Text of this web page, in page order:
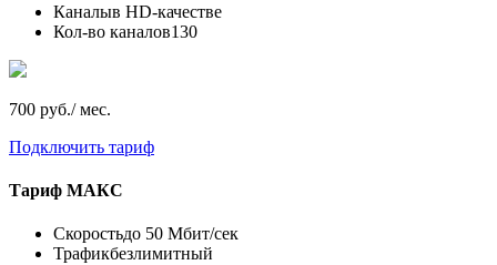
Каналыв HD-качестве
Кол-во каналов130
700 руб./ мес.
Подключить тариф
Тариф МАКС
Скоростьдо 50 Мбит/сек
Трафикбезлимитный